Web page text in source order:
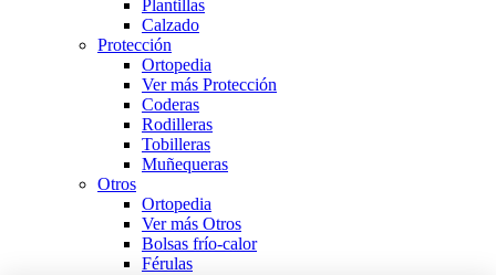
Plantillas
Calzado
Protección
Ortopedia
Ver más Protección
Coderas
Rodilleras
Tobilleras
Muñequeras
Otros
Ortopedia
Ver más Otros
Bolsas frío-calor
Férulas